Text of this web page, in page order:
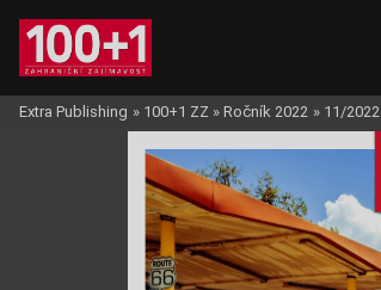
Extra Publishing » 100+1 ZZ » Ročník 2022 » 11/2022